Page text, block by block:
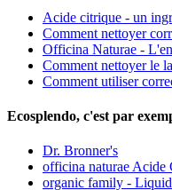
Acide citrique - un
Comment nettoyer
Officina Naturae -
Comment nettoyer le
Comment utiliser
Ecosplendo, c'est par
Dr. Bronner's
officina naturae Acide
organic family -